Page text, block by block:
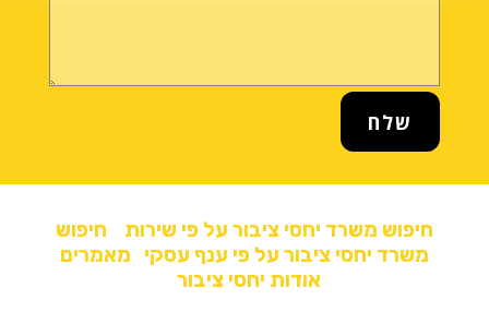
שלח
חיפוש משרד יחסי ציבור על פי שירות
חיפוש
משרד יחסי ציבור על פי ענף עסקי
מאמרים
אודות יחסי ציבור